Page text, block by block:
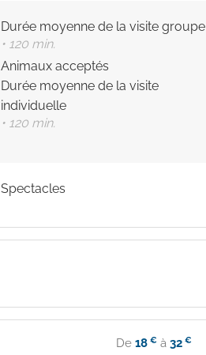
Durée moyenne de la visite groupe
• 120 min.
Animaux acceptés
Durée moyenne de la visite
individuelle
• 120 min.
Spectacles
De18 € à32 €